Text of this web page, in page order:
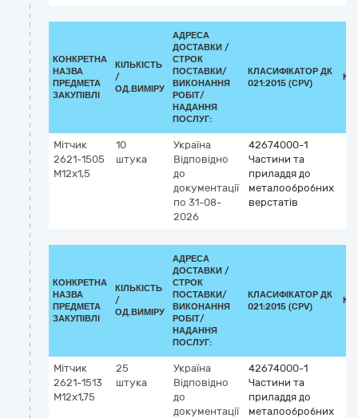
КОНКРЕТНА
НАЗВА
ПРЕДМЕТА
ЗАКУПІВЛІ
КІЛЬКІСТЬ
/
ОД.ВИМІРУ
АДРЕСА
ДОСТАВКИ /
СТРОК
ПОСТАВКИ/
ВИКОНАННЯ
РОБІТ/
НАДАННЯ
ПОСЛУГ:
КЛАСИФІКАТОР ДК
021:2015 (CPV)
Мітчик
2621-1505
М12х1,5
10
штука
Україна
Відповідно
до
документації
по 31-08-
2026
42674000-1
Частини та
приладдя до
металообробних
верстатів
КОНКРЕТНА
НАЗВА
ПРЕДМЕТА
ЗАКУПІВЛІ
КІЛЬКІСТЬ
/
ОД.ВИМІРУ
АДРЕСА
ДОСТАВКИ /
СТРОК
ПОСТАВКИ/
ВИКОНАННЯ
РОБІТ/
НАДАННЯ
ПОСЛУГ:
КЛАСИФІКАТОР ДК
021:2015 (CPV)
Мітчик
2621-1513
М12х1,75
25
штука
Україна
Відповідно
до
документації
42674000-1
Частини та
приладдя до
металообробних